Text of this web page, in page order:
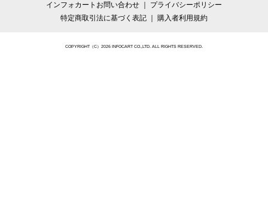
インフォカートお問い合わせ
プライバシーポリシー
特定商取引法に基づく表記
購入者利用規約
COPYRIGHT（C）2026 INFOCART CO.,LTD. ALL RIGHTS RESERVED.